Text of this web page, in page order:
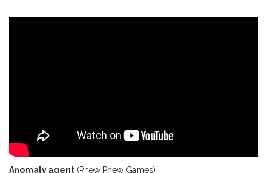
Anomaly agent (Phew Phew Games)